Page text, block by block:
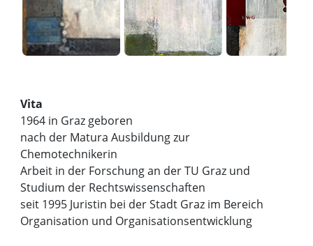
Vita
1964 in Graz geboren
nach der Matura Ausbildung zur
Chemotechnikerin
Arbeit in der Forschung an der TU Graz und
Studium der Rechtswissenschaften
seit 1995 Juristin bei der Stadt Graz im Bereich
Organisation und Organisationsentwicklung